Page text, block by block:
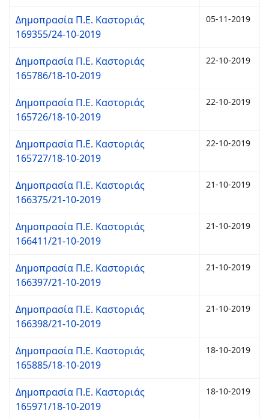
Δημοπρασία Π.Ε. Καστοριάς
169355/24-10-2019
05-11-2019
Δημοπρασία Π.Ε. Καστοριάς
165786/18-10-2019
22-10-2019
Δημοπρασία Π.Ε. Καστοριάς
165726/18-10-2019
22-10-2019
Δημοπρασία Π.Ε. Καστοριάς
165727/18-10-2019
22-10-2019
Δημοπρασία Π.Ε. Καστοριάς
166375/21-10-2019
21-10-2019
Δημοπρασία Π.Ε. Καστοριάς
166411/21-10-2019
21-10-2019
Δημοπρασία Π.Ε. Καστοριάς
166397/21-10-2019
21-10-2019
Δημοπρασία Π.Ε. Καστοριάς
166398/21-10-2019
21-10-2019
Δημοπρασία Π.Ε. Καστοριάς
165885/18-10-2019
18-10-2019
Δημοπρασία Π.Ε. Καστοριάς
165971/18-10-2019
18-10-2019